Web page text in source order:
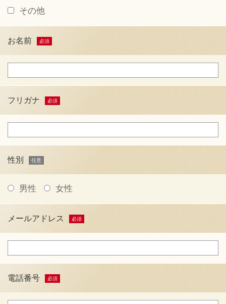
その他
お名前
フリガナ
性別
男性 女性
メールアドレス
電話番号